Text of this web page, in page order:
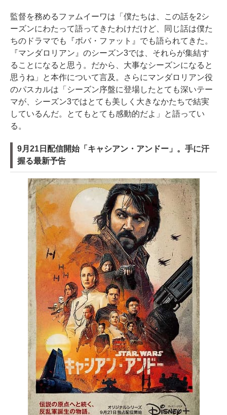
監督を務めるファムイーワは「僕たちは、この話を2シ
ーズンにわたって語ってきたわけだけど、同じ話は僕た
ちのドラマでも『ボバ・ファット』でも語られてきた。
『マンダロリアン』のシーズン3では、それらが集結す
ることになると思う。だから、大事なシーズンになると
思うね」と本作について言及。さらにマンダロリアン役
のパスカルは「シーズン序盤に登場したとても深いテー
マが、シーズン3ではとても美しく大きなかたちで結実
しているんだ。とてもとても感動的だよ」と語ってい
る。
9月21日配信開始「キャシアン・アンドー」。手に汗
握る最新予告